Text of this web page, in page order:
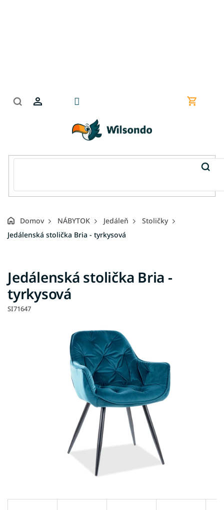
Domov NÁBYTOK Jedáleň
Stoličky
Jedálenská stolička Bria - tyrkysová
Jedálenská stolička Bria -
tyrkysová
SI71647